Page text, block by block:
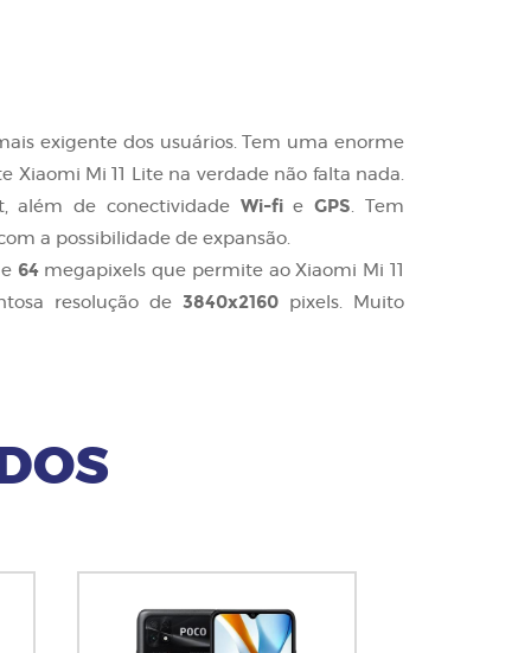
exigente dos usuários. Tem uma enorme
Xiaomi Mi 11 Lite na verdade não falta nada.
além de conectividade Wi-fieGPS. Tem
a possibilidade de expansão.
64megapixels que permite ao Xiaomi Mi 11
resolução de 3840x2160 pixels. Muito